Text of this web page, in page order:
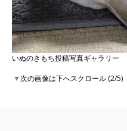
いぬのきもち投稿写真ギャラリー
▼次の画像は下へスクロール (2/5)